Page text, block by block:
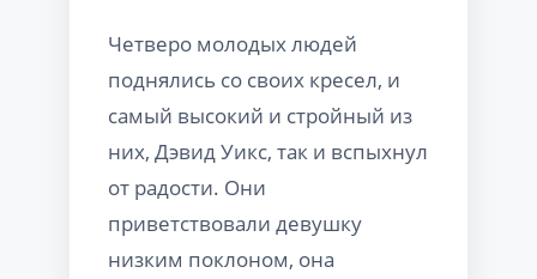
Четверо молодых людей
поднялись со своих кресел, и
самый высокий и стройный из
них, Дэвид Уикс, так и вспыхнул
от радости. Они
приветствовали девушку
низким поклоном, она